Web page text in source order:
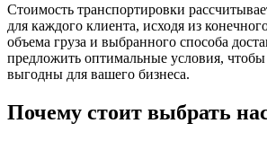
Стоимость транспортировки
для каждого клиента, исходя из
объема груза и выбранного способа
предложить оптимальные условия,
выгодны для вашего бизнеса.
Почему стоит выбрать